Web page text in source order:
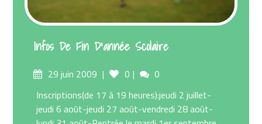
Infos De Fin D’année Scolaire
Posted29 juin 2009 0 Comments
0
Inscriptions(de 17 à 19 heures):jeudi 2 juillet-
jeudi 6 août-jeudi 27 août-vendredi 28 août-